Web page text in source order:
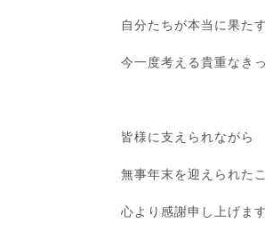
自分たちが本当に果た
今一度考える貴重なき
皆様に支えられながら
無事年末を迎えられた
心より感謝申し上げます